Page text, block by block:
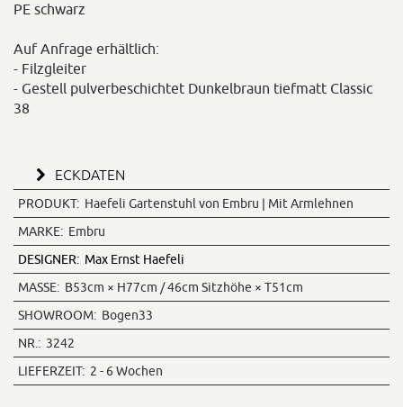
PE schwarz
Auf Anfrage erhältlich:
- Filzgleiter
- Gestell pulverbeschichtet Dunkelbraun tiefmatt Classic
38
ECKDATEN
PRODUKT: Haefeli Gartenstuhl von Embru | Mit Armlehnen
MARKE: Embru
DESIGNER: Max Ernst Haefeli
MASSE: B53cm × H77cm / 46cm Sitzhöhe × T51cm
SHOWROOM: Bogen33
NR.: 3242
LIEFERZEIT: 2 - 6 Wochen